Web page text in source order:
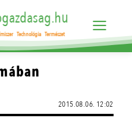
Technológia Természet
2015.08.06. 12:02